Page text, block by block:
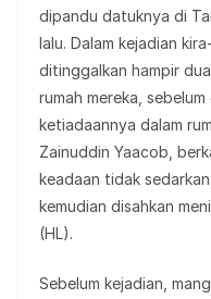
dipandu datuknya di
lalu. Dalam kejadian
ditinggalkan hampir
rumah mereka,
ketiadaannya dalam
Zainuddin Yaacob,
keadaan tidak
kemudian disahkan
(HL).
Sebelum kejadian,